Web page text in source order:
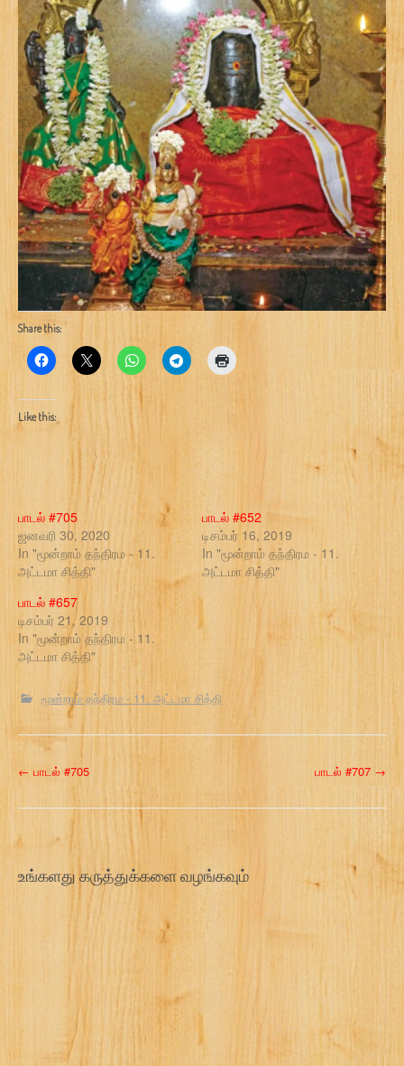
Share this:
Like this:
பாடல் #705
ஜனவரி 30, 2020
In "மூன்றாம் தந்திரம - 11.
அட்டமா சித்தி"
பாடல் #652
டிசம்பர் 16, 2019
In "மூன்றாம் தந்திரம - 11.
அட்டமா சித்தி"
பாடல் #657
டிசம்பர் 21, 2019
In "மூன்றாம் தந்திரம - 11.
அட்டமா சித்தி"
மூன்றாம் தந்திரம - 11. அட்டமா சித்தி
P
o
s
t
← பாடல் #705 பாடல் #707 →
உங்களது கருத்துக்களை வழங்கவும்